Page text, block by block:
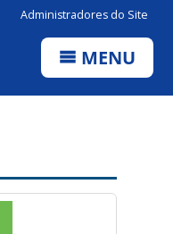
Administradores do Site
MENU